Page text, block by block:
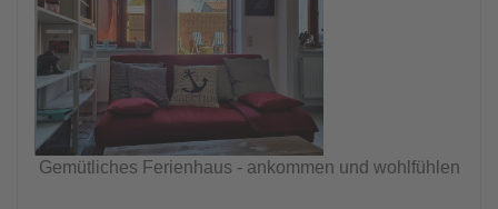
Gemütliches Ferienhaus - ankommen und wohlfühlen